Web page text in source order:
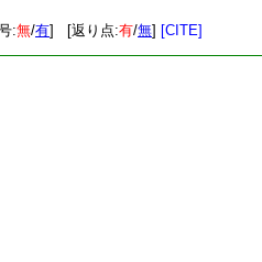
:無/有] [返り点:有/無] [CITE]